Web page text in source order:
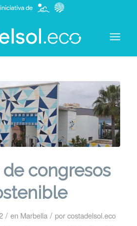
de congresos
/ en Marbella / porcostadelsol.eco